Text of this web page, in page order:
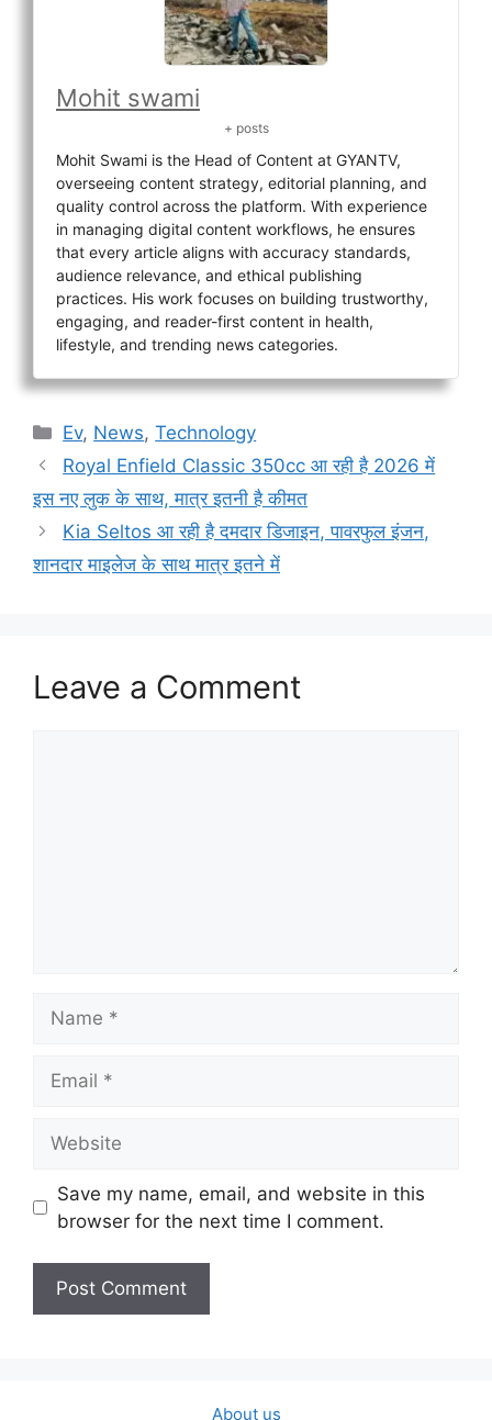
Mohit swami
+ posts
Mohit Swami is the Head of Content at GYANTV,
overseeing content strategy, editorial planning, and
quality control across the platform. With experience
in managing digital content workflows, he ensures
that every article aligns with accuracy standards,
audience relevance, and ethical publishing
practices. His work focuses on building trustworthy,
engaging, and reader-first content in health,
lifestyle, and trending news categories.
Categories
Ev, News,Technology
Royal Enfield Classic 350cc आ रही है 2026 में
इस नए लुक के साथ, मात्र इतनी है कीमत
Kia Seltos आ रही है दमदार डिजाइन, पावरफुल इंजन,
शानदार माइलेज के साथ मात्र इतने में
Leave a Comment
Save my name, email, and website in this
browser for the next time I comment.
About us